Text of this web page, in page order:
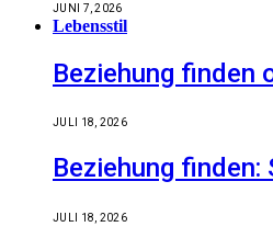
JUNI 7, 2026
Lebensstil
Beziehung finden
JULI 18, 2026
Beziehung
JULI 18, 2026